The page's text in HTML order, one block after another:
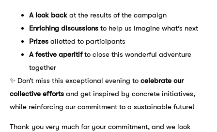
A look back at the results of the campaign
Enriching discussions to help us imagine what’s next
Prizes allotted to participants
A festive aperitifto close this wonderful adventure
together
✨ Don’t miss this exceptional evening to celebrate our
collective efforts and get inspired by concrete initiatives,
while reinforcing our commitment to a sustainable future!
Thank you very much for your commitment, and we look